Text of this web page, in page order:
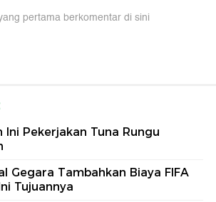
pertama berkomentar di sini
Ini Pekerjakan Tuna Rungu
Gegara Tambahkan Biaya FIFA
Tujuannya